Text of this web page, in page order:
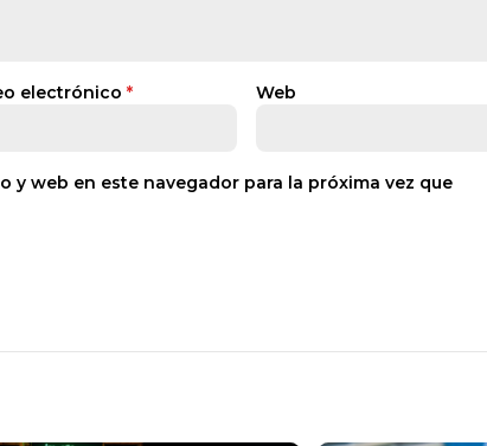
electrónico * Web
y web en este navegador para la próxima vez que